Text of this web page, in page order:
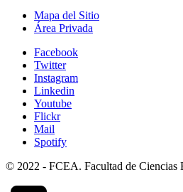
Mapa del Sitio
Área Privada
Facebook
Twitter
Instagram
Linkedin
Youtube
Flickr
Mail
Spotify
© 2022 - FCEA. Facultad de Ciencias